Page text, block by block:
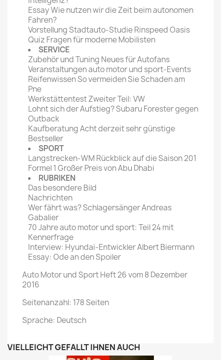
Essay Wie nutzen wir die Zeit beim autonomen
Fahren?
Vorstellung Stadtauto-Studie Rinspeed Oasis
Quiz Fragen für moderne Mobilisten
SERVICE
Zubehör und Tuning Neues für Autofans
Veranstaltungen auto motor und sport-Events
Reifenwissen So vermeiden Sie Schaden am
Pne
Werkstättentest Zweiter Teil: VW
Lohnt sich der Aufstieg? Subaru Forester gegen
Outback
Kaufberatung Acht derzeit sehr günstige
Bestseller
SPORT
Langstrecken-WM Rückblick auf die Saison 201
Formel 1 Großer Preis von Abu Dhabi
RUBRIKEN
Das besondere Bild
Nachrichten
Wer fährt was? Schlagersänger Andreas
Gabalier
70 Jahre auto motor und sport: Teil 24 mit
Kennerfrage
Interview: Hyundai-Entwickler Albert Biermann
Essay: Ode an den Spoiler
Auto Motor und Sport Heft 26 vom 8 Dezember
2016
Seitenanzahl: 178 Seiten
Sprache: Deutsch
VIELLEICHT GEFÄLLT IHNEN AUCH